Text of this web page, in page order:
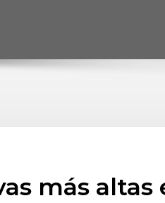
más altas